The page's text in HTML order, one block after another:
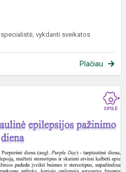
vykdanti sveikatos
Plačiau